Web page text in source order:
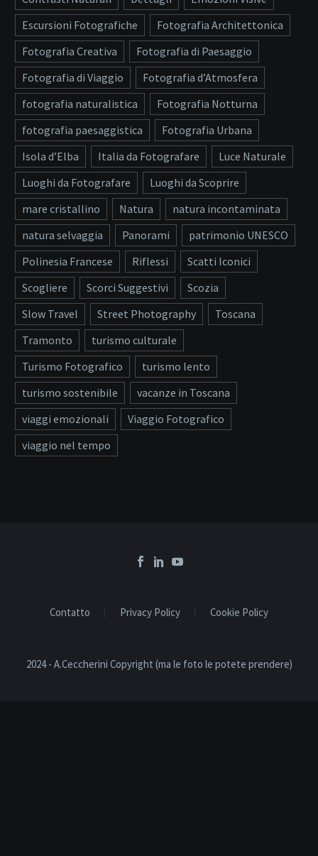
Escursioni Fotografiche
Fotografia Architettonica
Fotografia Creativa
Fotografia di Paesaggio
Fotografia di Viaggio
Fotografia d’Atmosfera
fotografia naturalistica
Fotografia Notturna
fotografia paesaggistica
Fotografia Urbana
Isola d’Elba
Italia da Fotografare
Luce Naturale
Luoghi da Fotografare
Luoghi da Scoprire
mare cristallino
Natura
natura incontaminata
natura selvaggia
Panorami
patrimonio UNESCO
Polinesia Francese
Riflessi
Scatti Iconici
Scogliere
Scorci Suggestivi
Scozia
Slow Travel
Street Photography
Toscana
Tramonto
turismo culturale
Turismo Fotografico
turismo lento
turismo sostenibile
vacanze in Toscana
viaggi emozionali
Viaggio Fotografico
viaggio nel tempo
Contatto Privacy Policy Cookie Policy
2024 - A.Ceccherini Copyright (ma le foto le potete prendere)